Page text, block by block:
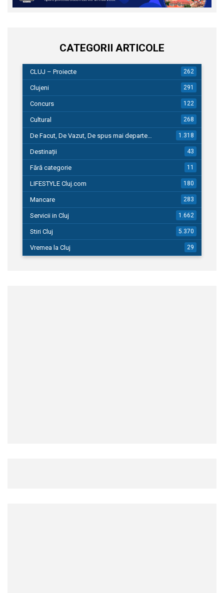
CATEGORII ARTICOLE
CLUJ – Proiecte 262
Clujeni 291
Concurs 122
Cultural 268
De Facut, De Vazut, De spus mai departe… 1.318
Destinații 43
Fără categorie 11
LIFESTYLE Cluj.com 180
Mancare 283
Servicii in Cluj 1.662
Stiri Cluj 5.370
Vremea la Cluj 29